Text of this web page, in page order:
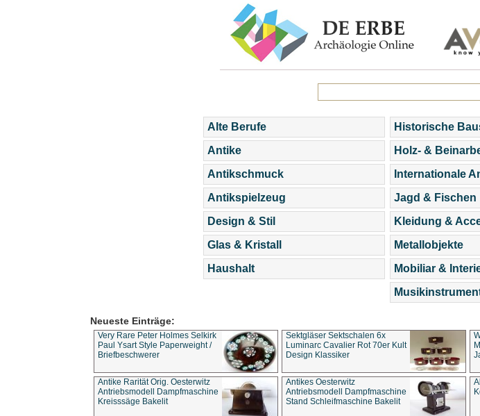
Alte Berufe
Antike
Antikschmuck
Antikspielzeug
Design & Stil
Glas & Kristall
Haushalt
Historische
Holz- &
Internationale
Jagd & Fischen
Kleidung &
Metallobjekte
Mobiliar &
Neueste Einträge:
Very Rare Peter Holmes Selkirk
Paul Ysart Style Paperweight /
Briefbeschwerer
Sektgläser Sektschalen 6x
Luminarc Cavalier Rot 70er Kult
Design Klassiker
Antike Rarität Orig. Oesterwitz
Antriebsmodell Dampfmaschine
Kreisssäge Bakelit
Antikes Oesterwitz
Antriebsmodell Dampfmaschine
Stand Schleifmaschine Bakelit